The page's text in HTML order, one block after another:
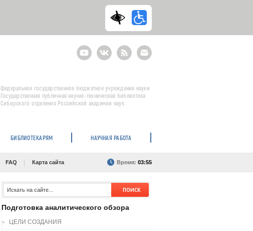
YoutubeВКонтактеRSS
E-
mail
подписка
Федеральное государственное бюджетное учреждение науки
Государственная публичная научно-техническая библиотека
Сибирского отделения Российской академии наук
БИБЛИОТЕКАРЯМ НАУЧНАЯ РАБОТА
FAQ Карта сайта Время: 03:55
Подготовка аналитического обзора
ЦЕЛИ СОЗДАНИЯ